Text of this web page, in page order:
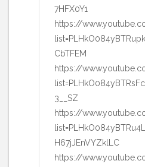
7HFX0Y1
https://
CbTFEM
https://
3__SZ
https://
H67jJEnVYZklLC
https://